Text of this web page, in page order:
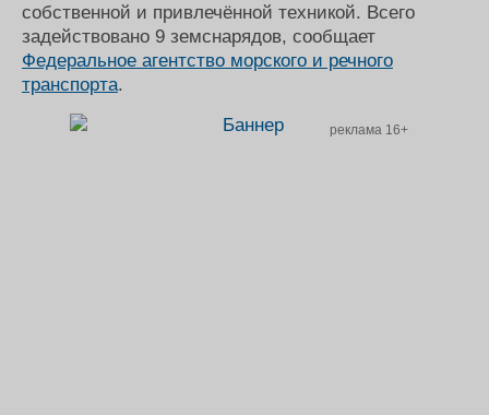
собственной и привлечённой техникой. Всего
задействовано 9 земснарядов, сообщает
Федеральное агентство морского и речного
транспорта.
реклама 16+